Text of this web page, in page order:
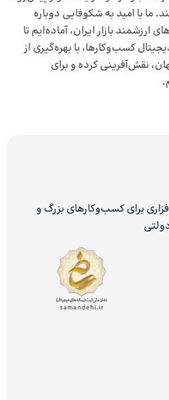
ما با امید به شکوفایی دوباره
ارزشمند بازار ایران، آماده‌ایم تا
کسب‌وکارها، با بهره‌گیری از
نقش‌آفرینی کرده و برای
برای کسب‌وکارهای بزرگ و